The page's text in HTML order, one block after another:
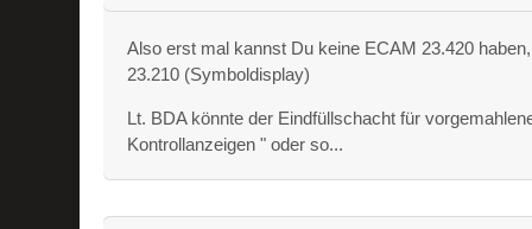
Also erst mal kannst Du keine ECAM 23.420
23.210 (Symboldisplay)
Lt. BDA könnte der Eindfüllschacht für
Kontrollanzeigen " oder so...